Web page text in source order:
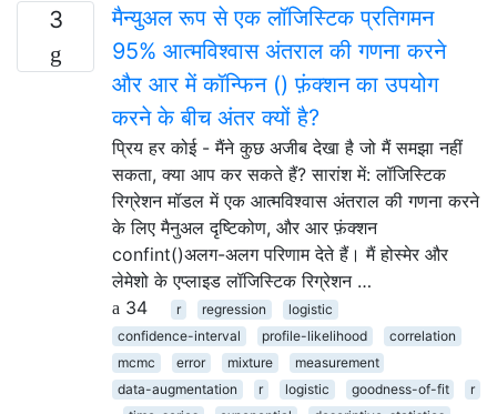
3
मैन्युअल रूप से एक लॉजिस्टिक प्रतिगमन
95% आत्मविश्वास अंतराल की गणना करने
और आर में कॉन्फिन () फ़ंक्शन का उपयोग
करने के बीच अंतर क्यों है?
प्रिय हर कोई - मैंने कुछ अजीब देखा है जो मैं समझा नहीं
सकता, क्या आप कर सकते हैं? सारांश में: लॉजिस्टिक
रिग्रेशन मॉडल में एक आत्मविश्वास अंतराल की गणना करने
के लिए मैनुअल दृष्टिकोण, और आर फ़ंक्शन
confint()अलग-अलग परिणाम देते हैं। मैं होस्मेर और
लेमेशो के एप्लाइड लॉजिस्टिक रिग्रेशन …
34
r regression
logistic
confidence-interval
profile-likelihood
correlation
mcmc
error mixture
measurement
data-augmentation
r logistic goodness-of-fit
r